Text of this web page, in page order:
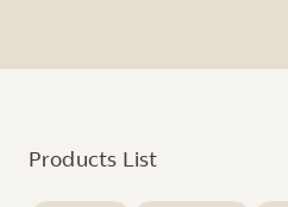
Products List